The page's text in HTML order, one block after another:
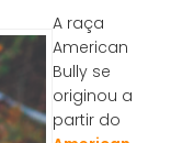
A raça
American
Bully se
originou a
partir do